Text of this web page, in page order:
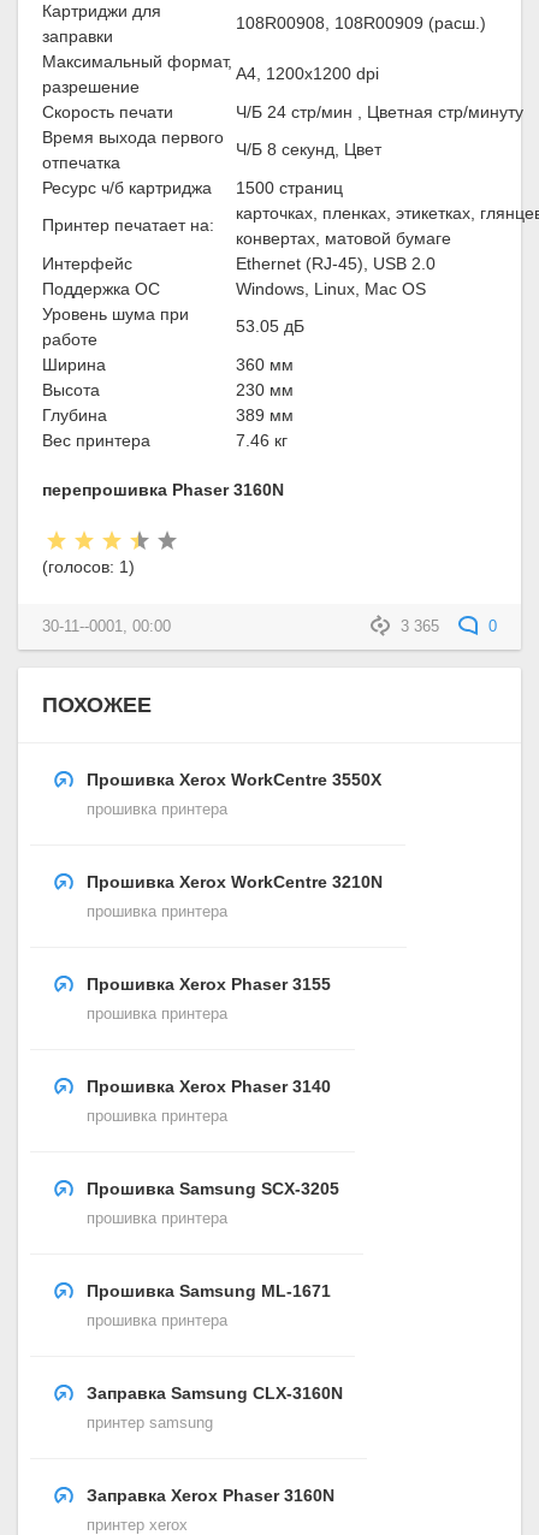
Картриджи для
заправки
108R00908, 108R00909 (расш.)
Максимальный формат,
разрешение
A4, 1200x1200 dpi
Скорость печати
Ч/Б 24 стр/мин , Цветная стр/минуту
Время выхода первого
отпечатка
Ч/Б 8 секунд, Цвет
Ресурс ч/б картриджа
1500 страниц
Принтер печатает на:
карточках, пленках, этикетках,
конвертах, матовой бумаге
Интерфейс
Ethernet (RJ-45), USB 2.0
Поддержка ОС
Windows, Linux, Mac OS
Уровень шума при
работе
53.05 дБ
Ширина
360 мм
Высота
230 мм
Глубина
389 мм
Вес принтера
7.46 кг
перепрошивка Phaser 3160N
Рейтинг:
(голосов: 1)
3 365 0
30-11--0001, 00:00
ПОХОЖЕЕ
Прошивка Xerox WorkCentre 3550X
прошивка принтера
Прошивка Xerox WorkCentre 3210N
прошивка принтера
Прошивка Xerox Phaser 3155
прошивка принтера
Прошивка Xerox Phaser 3140
прошивка принтера
Прошивка Samsung SCX-3205
прошивка принтера
Прошивка Samsung ML-1671
прошивка принтера
Заправка Samsung CLX-3160N
принтер samsung
Заправка Xerox Phaser 3160N
принтер xerox